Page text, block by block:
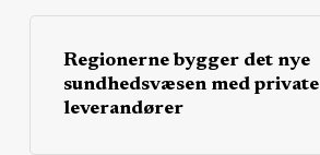
Regionerne bygger det nye
sundhedsvæsen med private
leverandører